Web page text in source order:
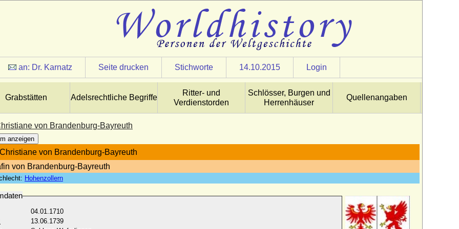
an: Dr. Karnatz Seite drucken Stichworte 14.10.2015 Login
Grabstätten Adelsrechtliche Begriffe
Ritter- und
Verdienstorden
Schlösser, Burgen und
Herrenhäuser
Quellenangaben
von Brandenburg-Bayreuth
anzeigen
von Brandenburg-Bayreuth
von Brandenburg-Bayreuth
Hohenzollern
04.01.1710
13.06.1739